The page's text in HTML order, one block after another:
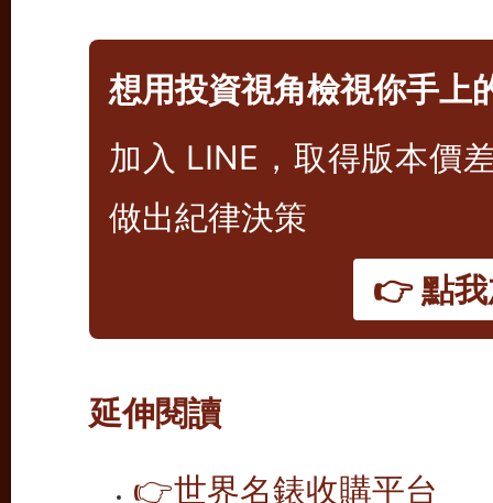
想用投資視角檢視你手上
加入 LINE，取得版本價
做出紀律決策
👉 點我
延伸閱讀
👉世界名錶收購平台